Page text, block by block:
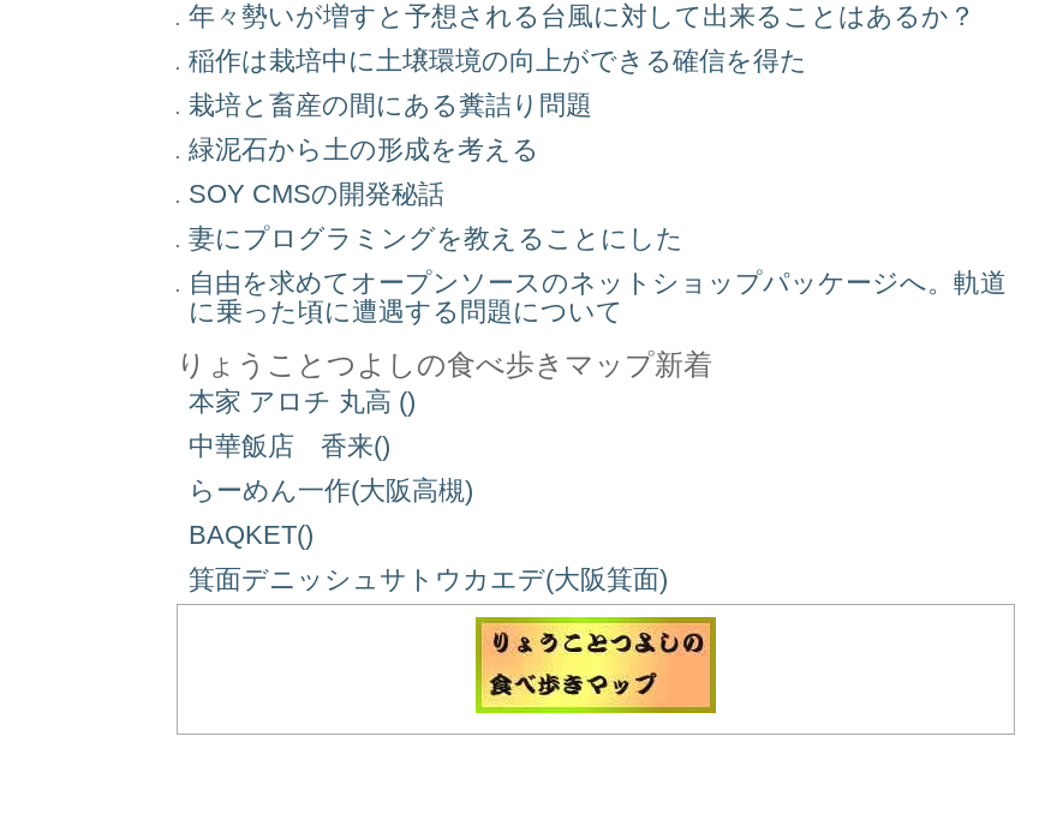
年々勢いが増すと予想される台風に対して出来ることはあるか？
稲作は栽培中に土壌環境の向上ができる確信を得た
栽培と畜産の間にある糞詰り問題
緑泥石から土の形成を考える
SOY CMSの開発秘話
妻にプログラミングを教えることにした
自由を求めてオープンソースのネットショップパッケージへ。軌道
に乗った頃に遭遇する問題について
りょうことつよしの食べ歩きマップ新着
本家 アロチ 丸高 ()
中華飯店 香来()
らーめん一作(大阪高槻)
BAQKET()
箕面デニッシュサトウカエデ(大阪箕面)